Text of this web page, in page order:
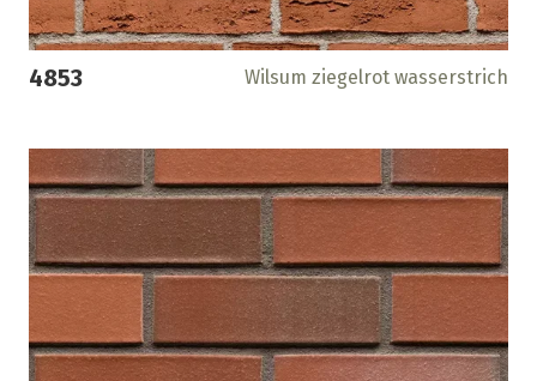
4853 Wilsum ziegelrot wasserstrich